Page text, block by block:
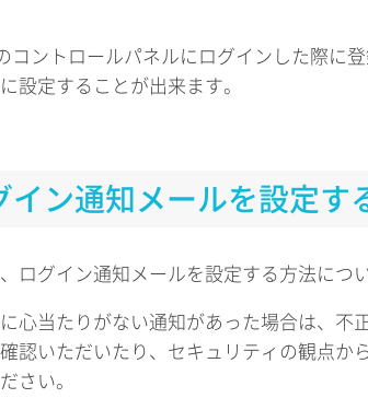
コントロールパネルにログインした際に
設定することが出来ます。
イン通知メールを設定す
ログイン通知メールを設定する方法につ
心当たりがない通知があった場合は、不
認いただいたり、セキュリティの観点か
さい。